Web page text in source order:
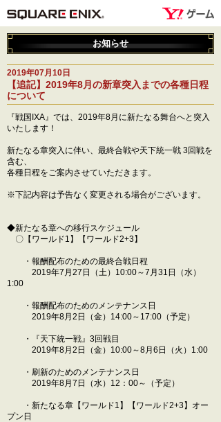
お知らせ
2019年07月10日
【追記】2019年8月の新章突入までの各種日程
について
『戦国IXA』では、2019年8月に新たなる舞台へと突入
いたします！
新たなる章突入に伴い、最終合戦や天下統一戦 3回戦を
含む、
各種日程をご案内させていただきます。
※下記内容は予告なく変更される場合がございます。
◆新たなる章への移行スケジュール
〇【ワールド1】【ワールド2+3】
・報酬配布のための最終合戦日程
2019年7月27日（土）10:00～7月31日（水）
1:00
・報酬配布のためのメンテナンス日
2019年8月2日（金）14:00～17:00（予定）
・『天下統一戦』3回戦目
2019年8月2日（金）10:00～8月6日（火）1:00
・刷新のためのメンテナンス日
2019年8月7日（水）12：00～（予定）
・新たなる章【ワールド1】【ワールド2+3】オー
プン日